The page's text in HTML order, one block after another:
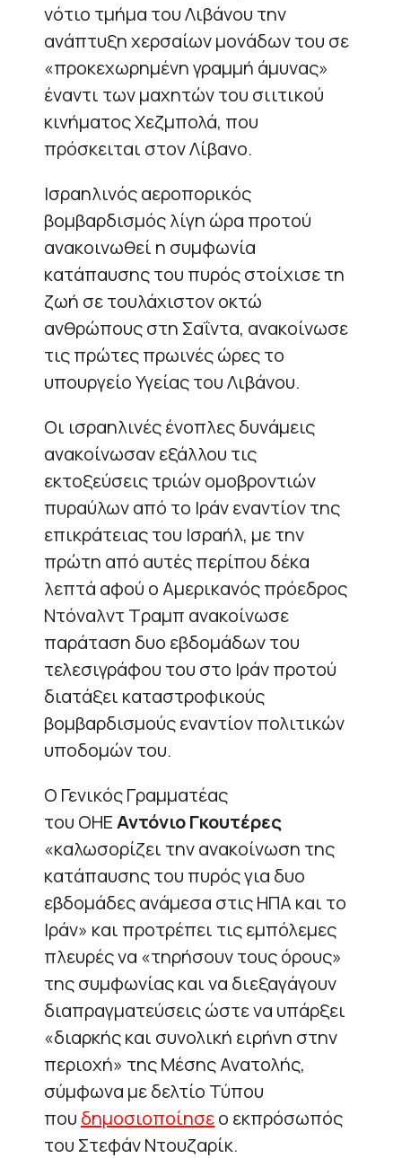
νότιο τμήμα του Λιβάνου την
ανάπτυξη χερσαίων μονάδων του σε
«προκεχωρημένη γραμμή άμυνας»
έναντι των μαχητών του σιιτικού
κινήματος Χεζμπολά, που
πρόσκειται στον Λίβανο.
Ισραηλινός αεροπορικός
βομβαρδισμός λίγη ώρα προτού
ανακοινωθεί η συμφωνία
κατάπαυσης του πυρός στοίχισε τη
ζωή σε τουλάχιστον οκτώ
ανθρώπους στη Σαΐντα, ανακοίνωσε
τις πρώτες πρωινές ώρες το
υπουργείο Υγείας του Λιβάνου.
Οι ισραηλινές ένοπλες δυνάμεις
ανακοίνωσαν εξάλλου τις
εκτοξεύσεις τριών ομοβροντιών
πυραύλων από το Ιράν εναντίον της
επικράτειας του Ισραήλ, με την
πρώτη από αυτές περίπου δέκα
λεπτά αφού ο Αμερικανός πρόεδρος
Ντόναλντ Τραμπ ανακοίνωσε
παράταση δυο εβδομάδων του
τελεσιγράφου του στο Ιράν προτού
διατάξει καταστροφικούς
βομβαρδισμούς εναντίον πολιτικών
υποδομών του.
Ο Γενικός Γραμματέας
του ΟΗΕΑντόνιο Γκουτέρες
«καλωσορίζει την ανακοίνωση της
κατάπαυσης του πυρός για δυο
εβδομάδες ανάμεσα στις ΗΠΑ και το
Ιράν» και προτρέπει τις εμπόλεμες
πλευρές να «τηρήσουν τους όρους»
της συμφωνίας και να διεξαγάγουν
διαπραγματεύσεις ώστε να υπάρξει
«διαρκής και συνολική ειρήνη στην
περιοχή» της Μέσης Ανατολής,
σύμφωνα με δελτίο Τύπου
που δημοσιοποίησεο εκπρόσωπός
του Στεφάν Ντουζαρίκ.